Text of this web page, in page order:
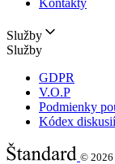
Služby
Služby
GDPR
V.O.P
Podmienky
Kódex diskusií
© 2026